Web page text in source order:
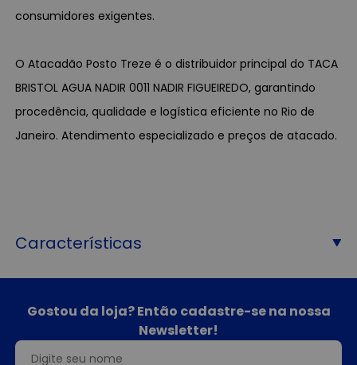
consumidores exigentes.
O Atacadão Posto Treze é o distribuidor principal do TACA
BRISTOL AGUA NADIR 0011 NADIR FIGUEIREDO, garantindo
procedência, qualidade e logística eficiente no Rio de
Janeiro. Atendimento especializado e preços de atacado.
Características
Gostou da loja? Então cadastre-se na nossa
Newsletter!